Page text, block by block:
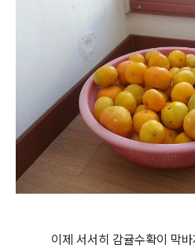
이제 서서히 감귤수확이 막